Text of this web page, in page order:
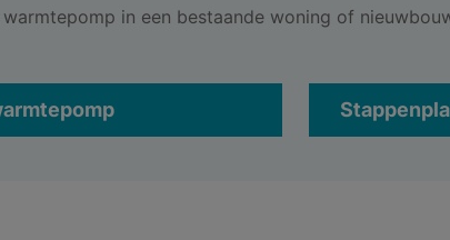
in een bestaande woning of